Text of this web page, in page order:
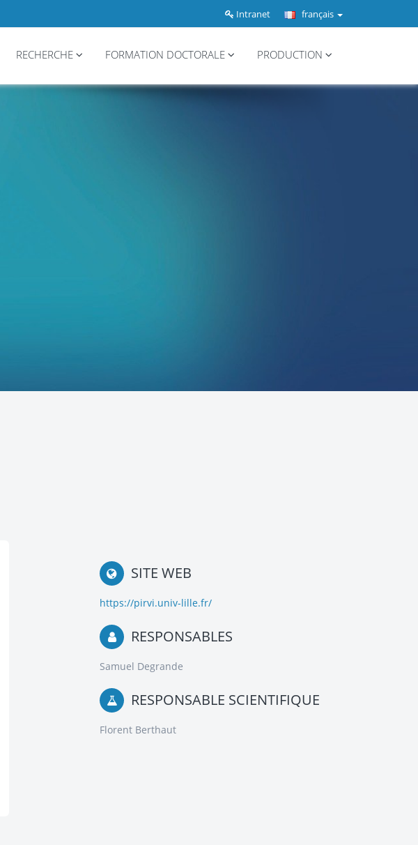
français
Intranet
RECHERCHE FORMATION DOCTORALE PRODUCTION
SITE WEB
https://pirvi.univ-lille.fr/
RESPONSABLES
Samuel Degrande
RESPONSABLE SCIENTIFIQUE
Florent Berthaut